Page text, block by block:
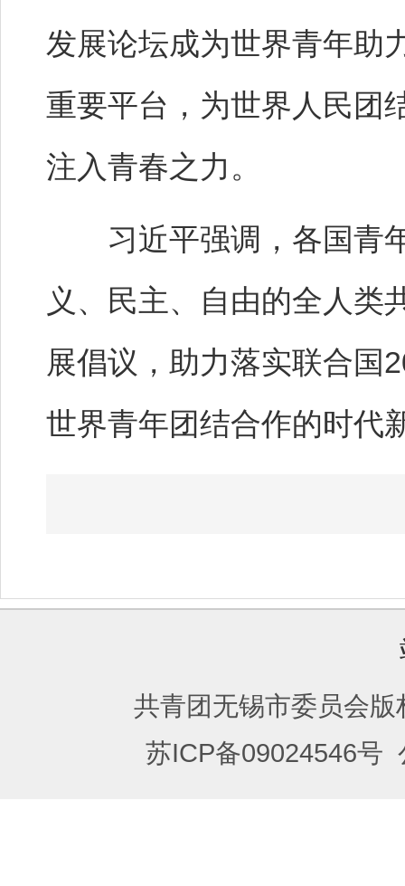
发展论坛成为世界青年助
重要平台，为世界人民团
注入青春之力。
习近平强调，各国青年
义、民主、自由的全人类
展倡议，助力落实联合国
世界青年团结合作的时代
共青团无锡市委员会
苏ICP备09024546号